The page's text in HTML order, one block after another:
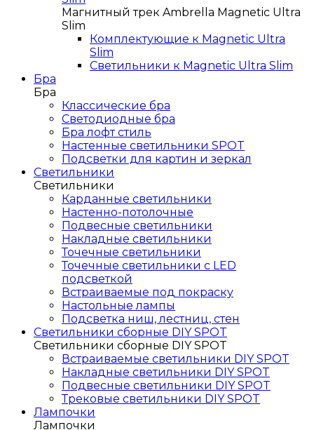
Магнитный трек Ambrella Magnetic Ultra
Slim
Комплектующие к Magnetic Ultra
Slim
Светильники к Magnetic Ultra Slim
Бра
Бра
Классические бра
Светодиодные бра
Бра лофт стиль
Настенные светильники SPOT
Подсветки для картин и зеркал
Светильники
Светильники
Карданные светильники
Настенно-потолочные
Подвесные светильники
Накладные светильники
Точечные светильники
Точечные светильники с LED
подсветкой
Встраиваемые под покраску
Настольные лампы
Подсветка ниш, лестниц, стен
Светильники сборные DIY SPOT
Светильники сборные DIY SPOT
Встраиваемые светильники DIY SPOT
Накладные светильники DIY SPOT
Подвесные светильники DIY SPOT
Трековые светильники DIY SPOT
Лампочки
Лампочки